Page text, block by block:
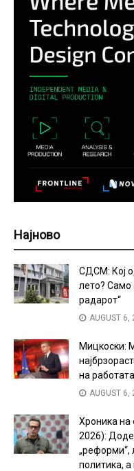
Најново
СДСМ: Кој
лето? Само
радарот“
AUGUST 6,
Мицкоски:
на
AUGUST 6,
Хроника на
2026):
„реформи“,
политика, а